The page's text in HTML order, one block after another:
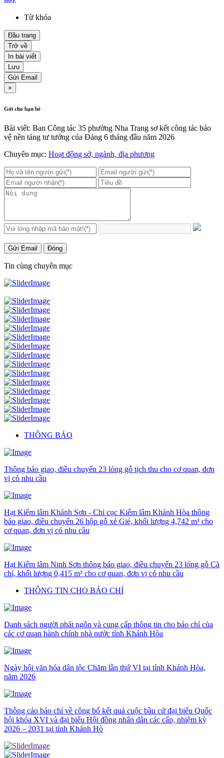
Từ khóa
Đầu trang
Trở về
In bài viết
Lưu
Gửi Email
×
Gởi cho bạn bè
Bài viết: Ban Công tác 35 phường Nha Trang sơ kết công tác bảo
vệ nền tảng tư tưởng của Đảng 6 tháng đầu năm 2026
Chuyên mục: Hoạt động sở, ngành, địa phương
Gửi Email Đóng
Tin cùng chuyên mục
THÔNG BÁO
Thông báo giao, điều chuyển 23 lóng gỗ tịch thu cho cơ quan, đơn
vị có nhu cầu
Hạt Kiểm lâm Khánh Sơn - Chi cục Kiểm lâm Khánh Hòa thông
báo giao, điều chuyển 26 hộp gỗ xẻ Giẻ, khối lượng 4,742 m³ cho
cơ quan, đơn vị có nhu cầu
Hạt Kiểm lâm Ninh Sơn thông báo giao, điều chuyển 23 lóng gỗ Cà
chí, khối lượng 0,415 m³ cho cơ quan, đơn vị có nhu cầu
THÔNG TIN CHO BÁO CHÍ
Danh sách người phát ngôn và cung cấp thông tin cho báo chí của
các cơ quan hành chính nhà nước tỉnh Khánh Hòa
Ngày hội văn hóa dân tộc Chăm lần thứ VI tại tỉnh Khánh Hòa,
năm 2026
Thông cáo báo chí về công bố kết quả cuộc bầu cử đại biểu Quốc
hội khóa XVI và đại biểu Hội đồng nhân dân các cấp, nhiệm kỳ
2026 – 2031 tại tỉnh Khánh Hò